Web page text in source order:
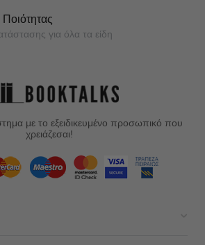
για όλα τα είδη
με το εξειδικευμένο προσωπικό που
χρειάζεσαι!